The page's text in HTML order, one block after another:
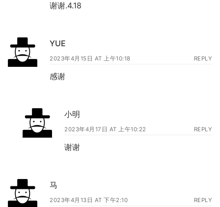
谢谢.4.18
YUE
2023年4月15日 AT 上午10:18 REPLY
感谢
小明
2023年4月17日 AT 上午10:22 REPLY
谢谢
马
2023年4月13日 AT 下午2:10 REPLY